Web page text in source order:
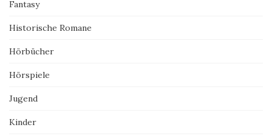
Fantasy
Historische Romane
Hörbücher
Hörspiele
Jugend
Kinder